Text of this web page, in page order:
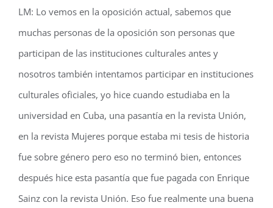
LM: Lo vemos en la oposición actual, sabemos que
muchas personas de la oposición son personas que
participan de las instituciones culturales antes y
nosotros también intentamos participar en instituciones
culturales oficiales, yo hice cuando estudiaba en la
universidad en Cuba, una pasantía en la revista Unión,
en la revista Mujeres porque estaba mi tesis de historia
fue sobre género pero eso no terminó bien, entonces
después hice esta pasantía que fue pagada con Enrique
Sainz con la revista Unión. Eso fue realmente una buena